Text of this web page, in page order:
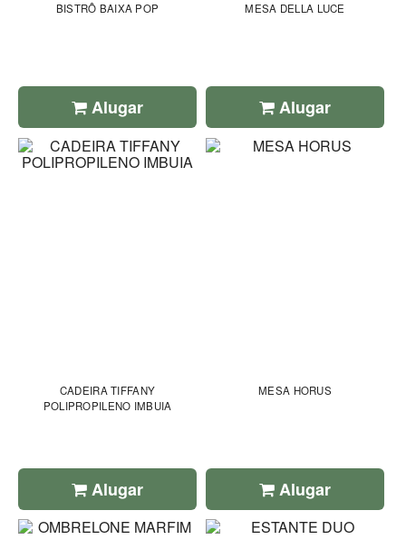
BISTRÔ BAIXA POP
Alugar
MESA DELLA LUCE
Alugar
CADEIRA TIFFANY
POLIPROPILENO IMBUIA
Alugar
MESA HORUS
Alugar